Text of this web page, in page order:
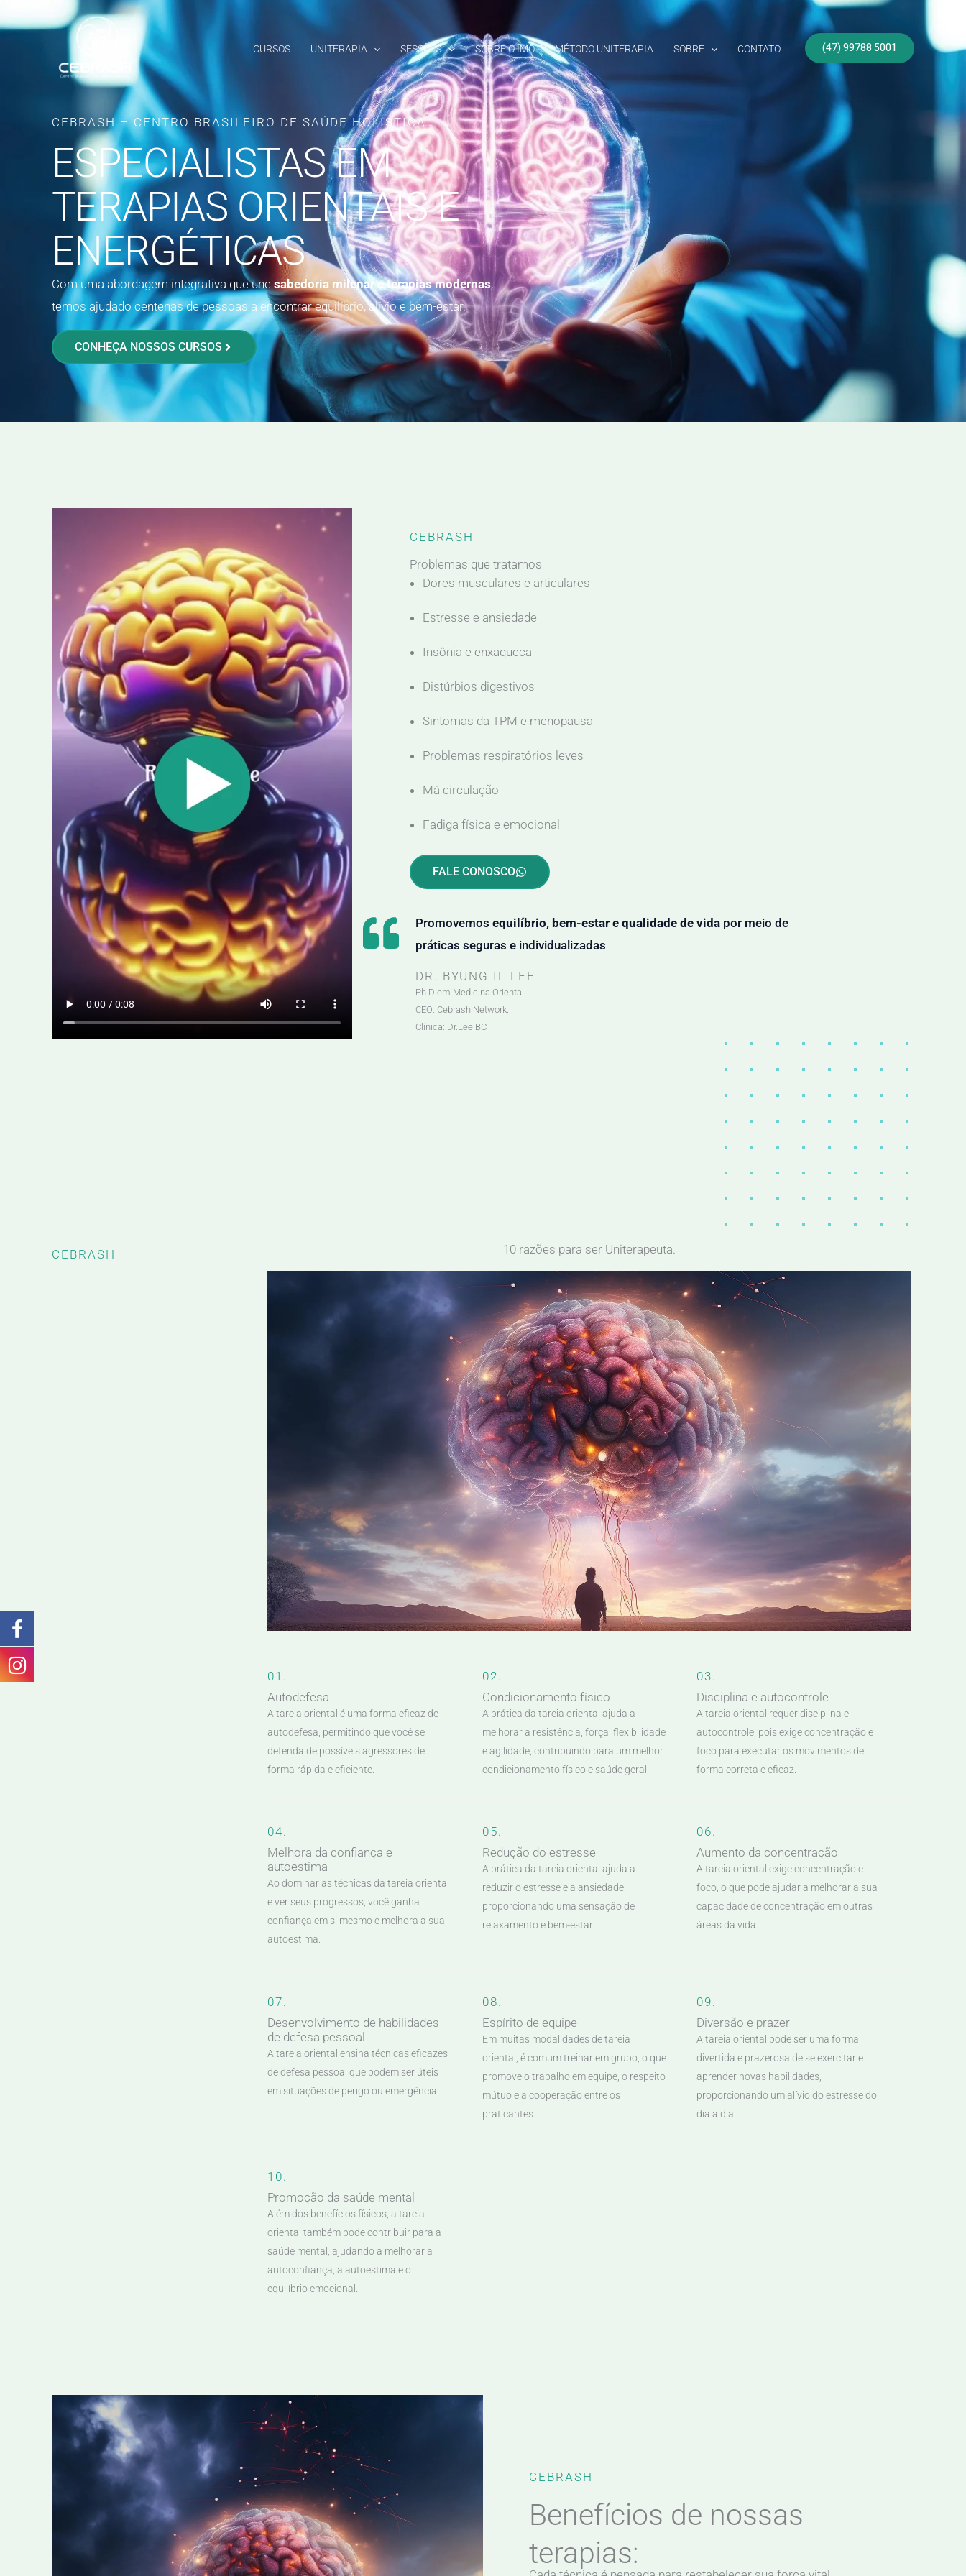
para
CURSOS UNITERAPIA SESSÕES SOBRE O IMO MÉTODO UNITERAPIA SOBRE CONTATO (47) 99788 5001
CEBRASH – CENTRO BRASILEIRO DE SAÚDE HOLÍSTICA
ESPECIALISTAS EM
TERAPIAS ORIENTAIS E
ENERGÉTICAS
Com uma abordagem integrativa que unesabedoria milenar e terapias modernas,
temos ajudado centenas de pessoas a encontrar equilíbrio, alívio e bem-estar.
CONHEÇA NOSSOS CURSOS
CEBRASH
Problemas que tratamos
Dores musculares e articulares
Estresse e ansiedade
Insônia e enxaqueca
Distúrbios digestivos
Sintomas da TPM e menopausa
Problemas respiratórios leves
Má circulação
Fadiga física e emocional
FALE CONOSCO
Promovemosequilíbrio, bem-estar e qualidade de vida por meio de
práticas seguras e individualizadas
DR. BYUNG IL LEE
Ph.D em Medicina Oriental
CEO: Cebrash Network.
Clínica: Dr.Lee BC
CEBRASH 10 razões para ser Uniterapeuta.
01.
Autodefesa
A tareia oriental é uma forma eficaz de
autodefesa, permitindo que você se
defenda de possíveis agressores de
forma rápida e eficiente.
02.
Condicionamento físico
A prática da tareia oriental ajuda a
melhorar a resistência, força, flexibilidade
e agilidade, contribuindo para um melhor
condicionamento físico e saúde geral.
03.
Disciplina e autocontrole
A tareia oriental requer disciplina e
autocontrole, pois exige concentração e
foco para executar os movimentos de
forma correta e eficaz.
04.
Melhora da confiança e
autoestima
Ao dominar as técnicas da tareia oriental
e ver seus progressos, você ganha
confiança em si mesmo e melhora a sua
autoestima.
05.
Redução do estresse
A prática da tareia oriental ajuda a
reduzir o estresse e a ansiedade,
proporcionando uma sensação de
relaxamento e bem-estar.
06.
Aumento da concentração
A tareia oriental exige concentração e
foco, o que pode ajudar a melhorar a sua
capacidade de concentração em outras
áreas da vida.
07.
Desenvolvimento de habilidades
de defesa pessoal
A tareia oriental ensina técnicas eficazes
de defesa pessoal que podem ser úteis
em situações de perigo ou emergência.
08.
Espírito de equipe
Em muitas modalidades de tareia
oriental, é comum treinar em grupo, o que
promove o trabalho em equipe, o respeito
mútuo e a cooperação entre os
praticantes.
09.
Diversão e prazer
A tareia oriental pode ser uma forma
divertida e prazerosa de se exercitar e
aprender novas habilidades,
proporcionando um alívio do estresse do
dia a dia.
10.
Promoção da saúde mental
Além dos benefícios físicos, a tareia
oriental também pode contribuir para a
saúde mental, ajudando a melhorar a
autoconfiança, a autoestima e o
equilíbrio emocional.
CEBRASH
Benefícios de nossas
terapias: